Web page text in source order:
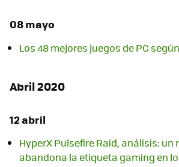
08 mayo
Los 48 mejores juegos de PC
Abril 2020
12 abril
HyperX Pulsefire Raid, análisis: un
abandona la etiqueta gaming en